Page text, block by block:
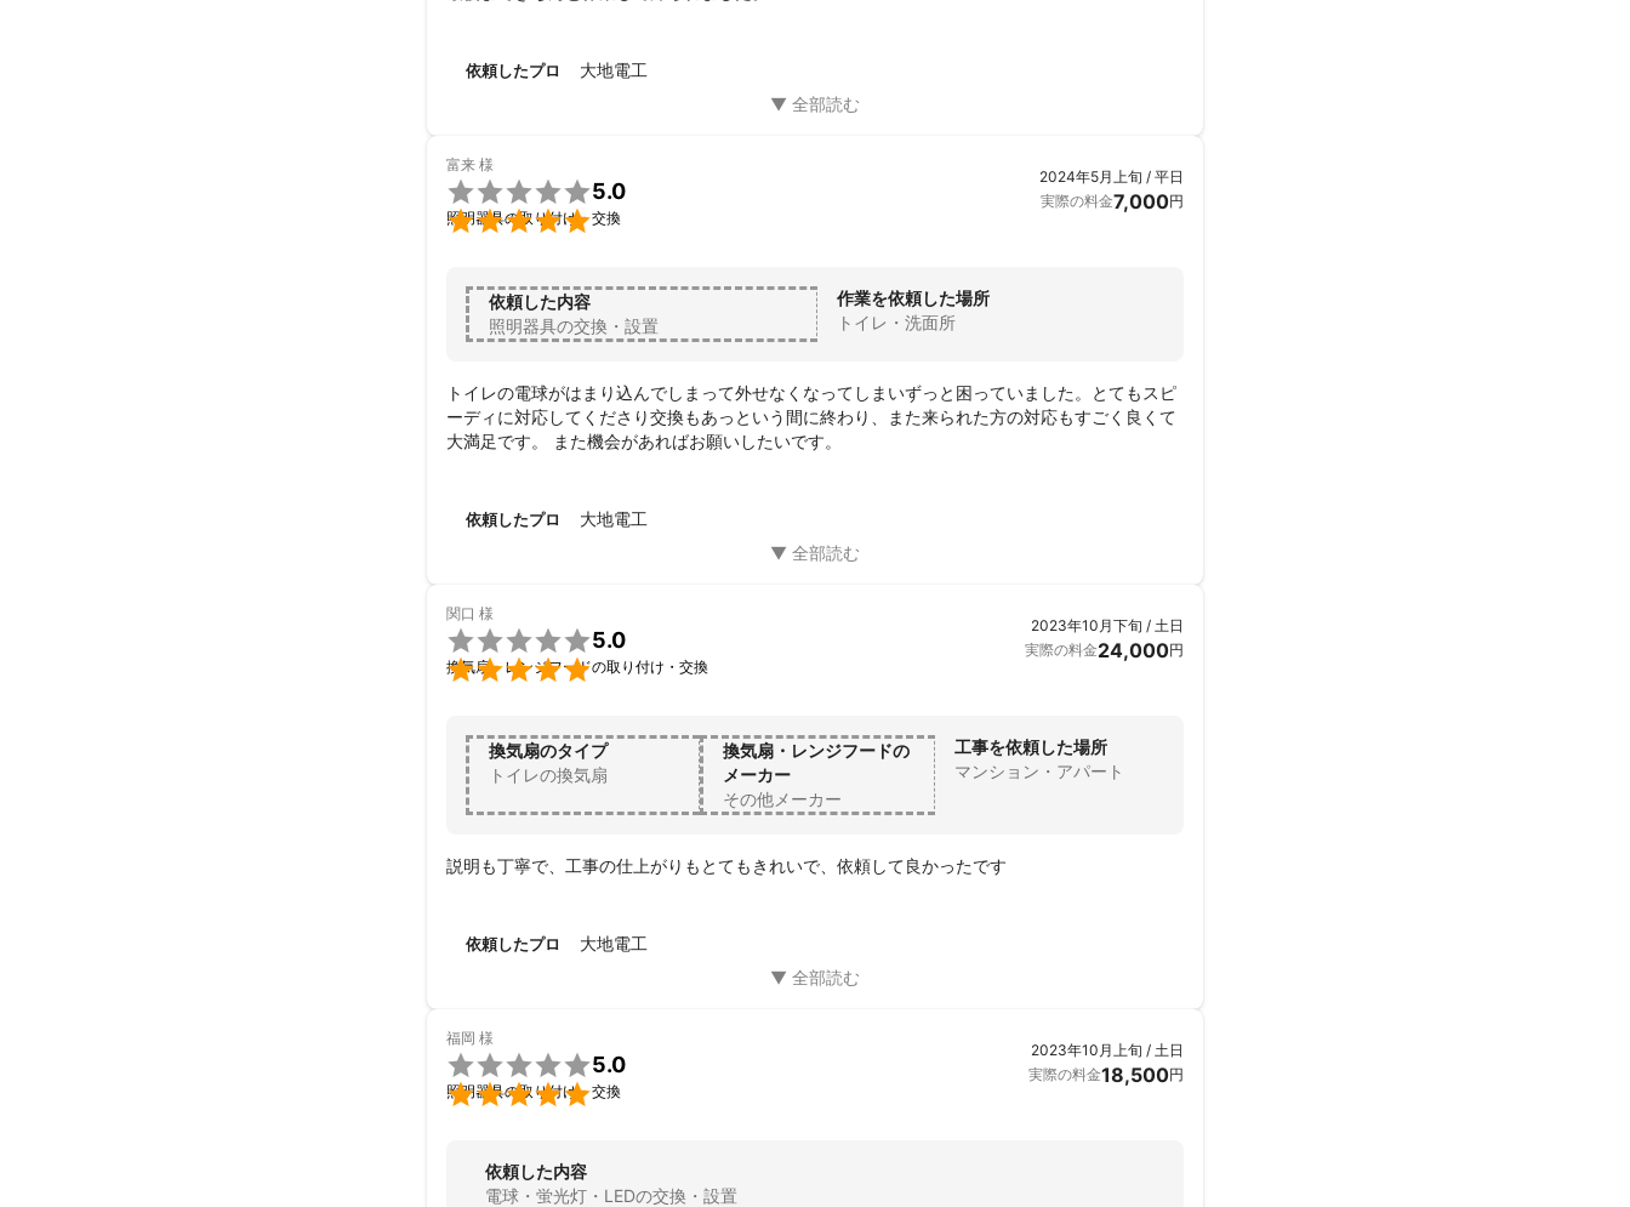
依頼したプロ 大地電工
富来 様


5.0
照明器具の取り付け・交換
2024年5月上旬 / 平日
実際の料金7,000円
依頼した内容
照明器具の交換・設置
作業を依頼した場所
トイレ・洗面所
トイレの電球がはまり込んでしまって外せなくなってしまいずっと困っていました。とてもスピ
ーディに対応してくださり交換もあっという間に終わり、また来られた方の対応もすごく良くて
大満足です。 また機会があればお願いしたいです。
依頼したプロ 大地電工
関口 様


5.0
換気扇・レンジフードの取り付け・交換
2023年10月下旬 / 土日
実際の料金24,000円
換気扇のタイプ
トイレの換気扇
換気扇・レンジフードの
メーカー
その他メーカー
工事を依頼した場所
マンション・アパート
説明も丁寧で、工事の仕上がりもとてもきれいで、依頼して良かったです
依頼したプロ 大地電工
福岡 様


5.0
照明器具の取り付け・交換
2023年10月上旬 / 土日
実際の料金18,500円
依頼した内容
電球・蛍光灯・LEDの交換・設置